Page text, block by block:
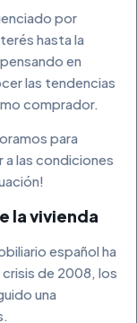
por
hasta la
en
las tendencias
comprador.
para
a las condiciones
la vivienda
español ha
de 2008, los
una